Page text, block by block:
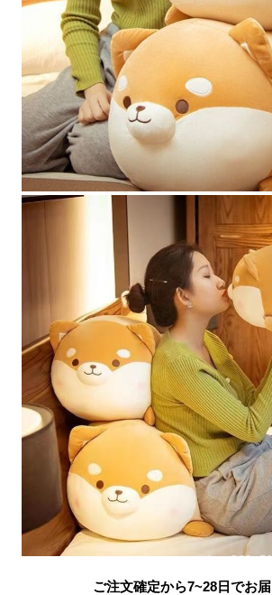
ご注文確定から7~28日でお